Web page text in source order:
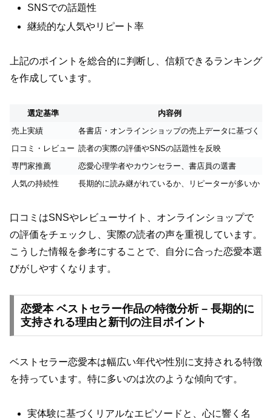
SNSでの話題性
継続的な人気やリピート率
上記のポイントを総合的に判断し、信頼できるランキング
を作成しています。
選定基準
内容例
売上実績
各書店・オンラインショップの売上データに基づく
口コミ・レビュー 読者の実際の評価やSNSの話題性を反映
専門家推薦
恋愛心理学者やカウンセラー、書店員の選書
人気の持続性
長期的に読み継がれているか、リピーターが多いか
口コミはSNSやレビューサイト、オンラインショップで
の評価をチェックし、実際の読者の声を重視しています。
こうした情報を参考にすることで、自分に合った恋愛本選
びがしやすくなります。
恋愛本 ベストセラー作品の特徴分析 – 長期的に
支持される理由と新刊の注目ポイント
ベストセラー恋愛本は幅広い年代や性別に支持される特徴
を持っています。特に多いのは次のような傾向です。
実体験に基づくリアルなエピソードと、心に響く名